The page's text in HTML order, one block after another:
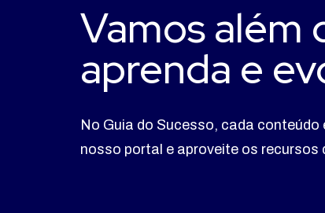
Vamos além
aprenda e
No Guia do Sucesso, cada
nosso portal e aproveite os